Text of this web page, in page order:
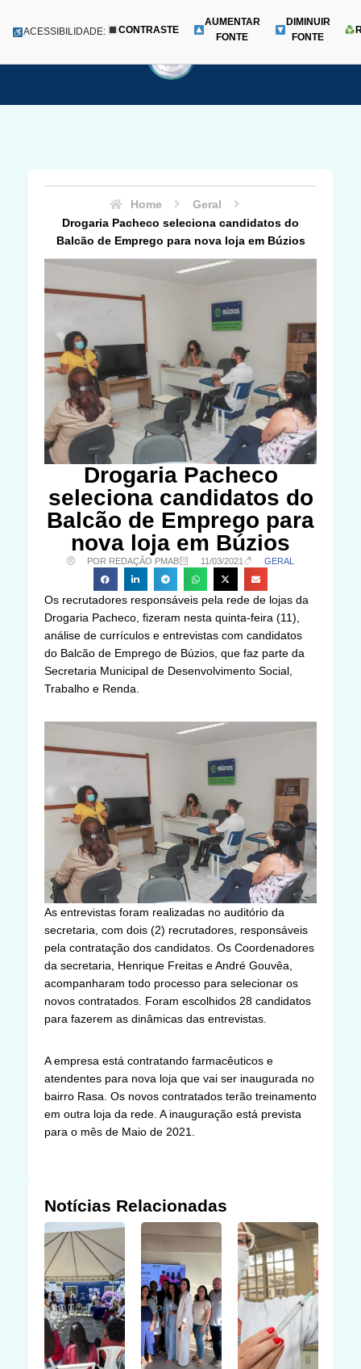
para
Menu
ACESSIBILIDADE: CONTRASTE
AUMENTAR
FONTE
DIMINUIR
FONTE
Home
Geral
Drogaria Pacheco seleciona candidatos do
Balcão de Emprego para nova loja em Búzios
Drogaria Pacheco
seleciona candidatos do
Balcão de Emprego para
nova loja em Búzios
POR REDAÇÃO PMAB 11/03/2021 GERAL
Os recrutadores responsáveis pela rede de lojas da
Drogaria Pacheco, fizeram nesta quinta-feira (11),
análise de currículos e entrevistas com candidatos
do Balcão de Emprego de Búzios, que faz parte da
Secretaria Municipal de Desenvolvimento Social,
Trabalho e Renda.
As entrevistas foram realizadas no auditório da
secretaria, com dois (2) recrutadores, responsáveis
pela contratação dos candidatos. Os Coordenadores
da secretaria, Henrique Freitas e André Gouvêa,
acompanharam todo processo para selecionar os
novos contratados. Foram escolhidos 28 candidatos
para fazerem as dinâmicas das entrevistas.
A empresa está contratando farmacêuticos e
atendentes para nova loja que vai ser inaugurada no
bairro Rasa. Os novos contratados terão treinamento
em outra loja da rede. A inauguração está prevista
para o mês de Maio de 2021.
Notícias Relacionadas